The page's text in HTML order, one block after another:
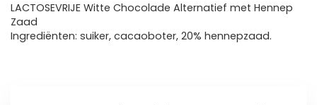
LACTOSEVRIJE Witte Chocolade Alternatief met Hennep
Zaad
Ingrediënten: suiker, cacaoboter, 20% hennepzaad.